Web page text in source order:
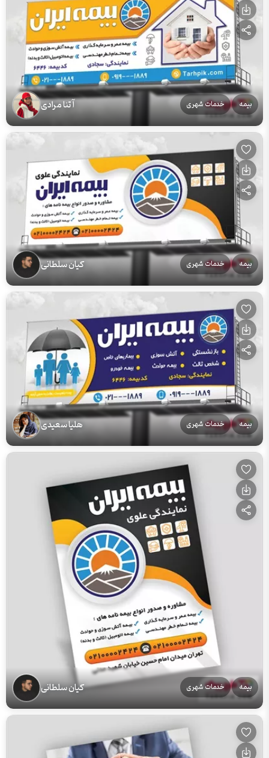
بیمه خدمات شهری آتنا مرادی
بیمه خدمات شهری کیان سلطانی
بیمه خدمات شهری هلیا سعیدی
بیمه خدمات شهری کیان سلطانی